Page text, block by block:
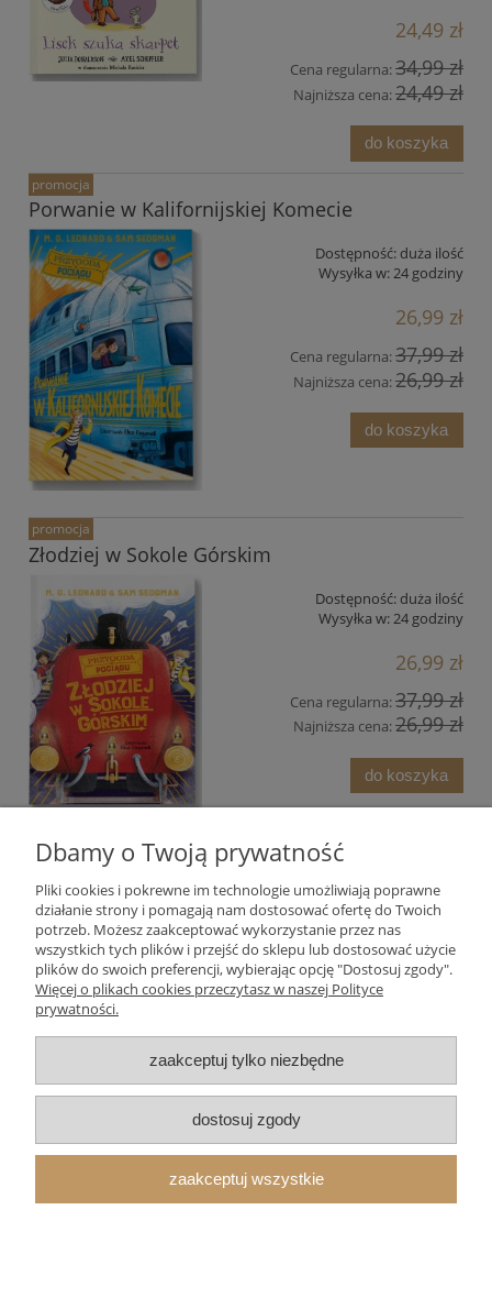
24,49 zł
Cena regularna:34,99 zł
Najniższa cena:24,49 zł
do koszyka
Porwanie w Kalifornijskiej Komecie
Dostępność: duża ilość
Wysyłka w:24 godziny
26,99 zł
Cena regularna:37,99 zł
Najniższa cena:26,99 zł
do koszyka
promocja
Złodziej w Sokole Górskim
Dostępność: duża ilość
Wysyłka w:24 godziny
26,99 zł
Cena regularna:37,99 zł
Najniższa cena:26,99 zł
do koszyka
promocja
Dostępność: duża ilość
Wysyłka w:24 godziny
31,99 zł
26,99 zł
do koszyka
promocja
promocja
Dbamy o Twoją prywatność
Pliki cookies i pokrewne im technologie umożliwiają poprawne
działanie strony i pomagają nam dostosować ofertę do Twoich
potrzeb. Możesz zaakceptować wykorzystanie przez nas
wszystkich tych plików i przejść do sklepu lub dostosować użycie
plików do swoich preferencji, wybierając opcję "Dostosuj zgody".
Więcej o plikach cookies przeczytasz w naszej Polityce
prywatności.
zaakceptuj tylko niezbędne
dostosuj zgody
zaakceptuj wszystkie